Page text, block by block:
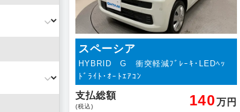
スペーシア
HYBRID G 衝突軽減ﾌﾞﾚｰｷ･LEDﾍｯ
ﾄﾞﾗｲﾄ･ｵｰﾄｴｱｺﾝ
支払総額
(税込) 140万円